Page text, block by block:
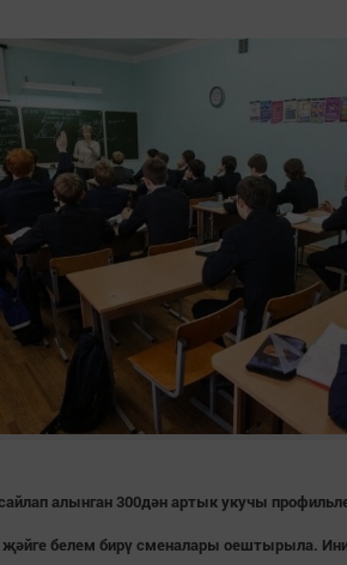
алынган 300дән артык укучы
белем бирү сменалары оештырыла.